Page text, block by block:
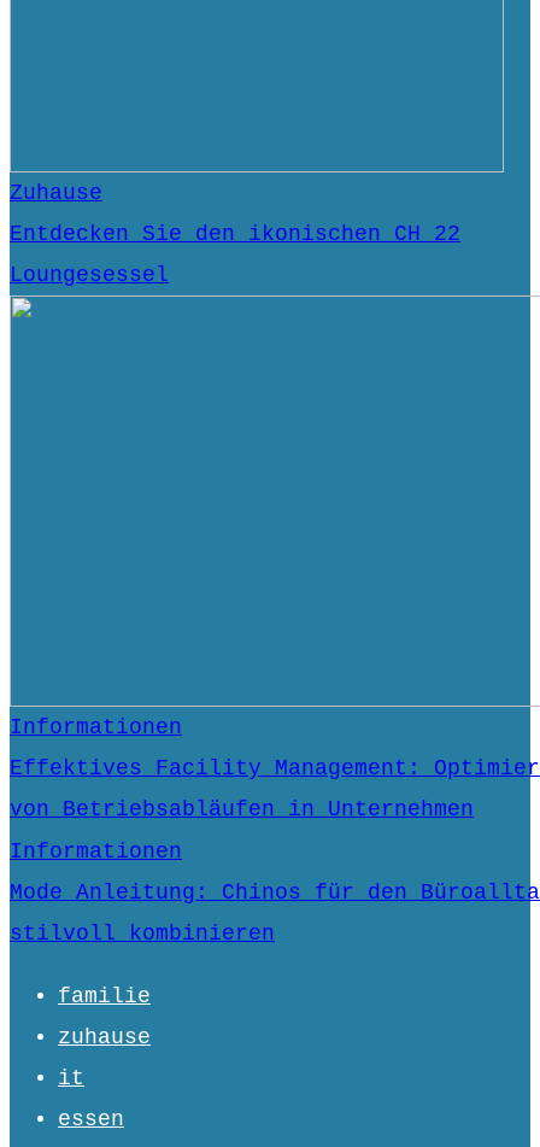
Zuhause
Entdecken Sie den ikonischen CH 22
Loungesessel
Informationen
Effektives Facility Management:
von Betriebsabläufen in Unternehmen
Informationen
Mode Anleitung: Chinos für den
stilvoll kombinieren
familie
zuhause
it
essen